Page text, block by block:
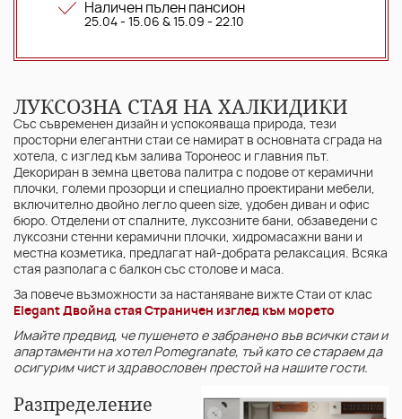
Наличен пълен пансион
25.04 - 15.06 & 15.09 - 22.10
ЛУКСОЗНА СТАЯ НА ХАЛКИДИКИ
Със съвременен дизайн и успокояваща природа, тези
просторни елегантни стаи се намират в основната сграда на
хотела, с изглед към залива Торонеос и главния път.
Декориран в земна цветова палитра с подове от керамични
плочки, големи прозорци и специално проектирани мебели,
включително двойно легло queen size, удобен диван и офис
бюро. Отделени от спалните, луксозните бани, обзаведени с
луксозни стенни керамични плочки, хидромасажни вани и
местна козметика, предлагат най-добрата релаксация. Всяка
стая разполага с балкон със столове и маса.
За повече възможности за настаняване вижте Стаи от клас
Elegant Двойна стая Страничен изглед към морето
Имайте предвид, че пушенето е забранено във всички стаи и
апартаменти на хотел Pomegranate, тъй като се стараем да
осигурим чист и здравословен престой на нашите гости.
Разпределение